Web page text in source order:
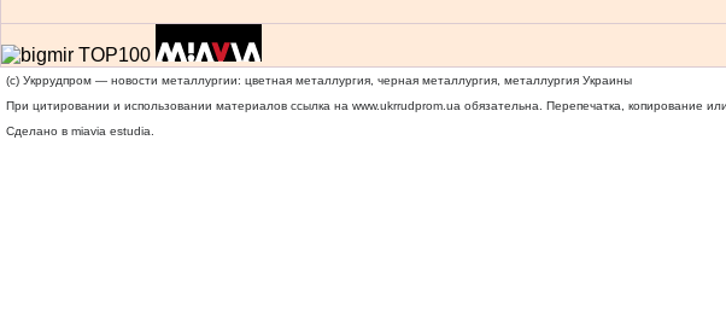
(c) Укррудпром — новости металлургии: цветная металлургия, черная металлургия, металлургия Украины
При цитировании и использовании материалов ссылка на www.ukrrudprom.ua обязательна. Перепечатка, копирование
Сделано в miavia estudia.